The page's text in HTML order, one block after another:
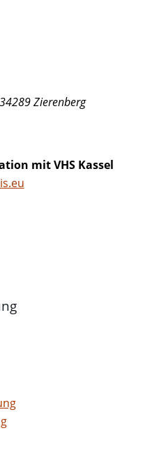
Zierenberg
mit VHS Kassel